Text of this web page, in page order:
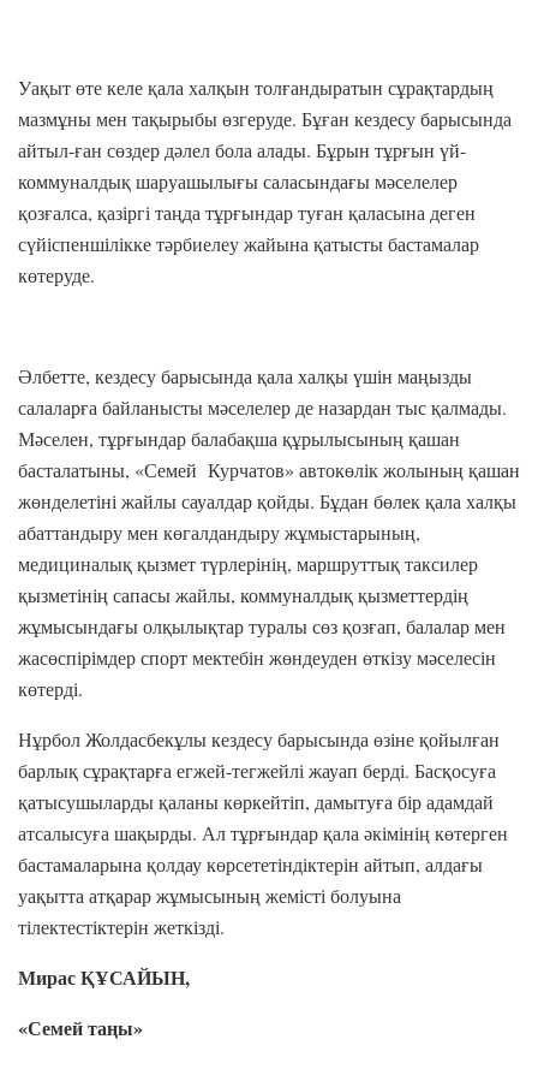
Уақыт өте келе қала халқын толғандыратын сұрақтардың
мазмұны мен тақырыбы өзгеруде. Бұған кездесу барысында
айтыл-ған сөздер дәлел бола алады. Бұрын тұрғын үй-
коммуналдық шаруашылығы саласындағы мәселелер
қозғалса, қазіргі таңда тұрғындар туған қаласына деген
сүйіспеншілікке тәрбиелеу жайына қатысты бастамалар
көтеруде.
Әлбетте, кездесу барысында қала халқы үшін маңызды
салаларға байланысты мәселелер де назардан тыс қалмады.
Мәселен, тұрғындар балабақша құрылысының қашан
басталатыны, «Семей Курчатов» автокөлік жолының қашан
жөнделетіні жайлы сауалдар қойды. Бұдан бөлек қала халқы
абаттандыру мен көгалдандыру жұмыстарының,
медициналық қызмет түрлерінің, маршруттық таксилер
қызметінің сапасы жайлы, коммуналдық қызметтердің
жұмысындағы олқылықтар туралы сөз қозғап, балалар мен
жасөспірімдер спорт мектебін жөндеуден өткізу мәселесін
көтерді.
Нұрбол Жолдасбекұлы кездесу барысында өзіне қойылған
барлық сұрақтарға егжей-тегжейлі жауап берді. Басқосуға
қатысушыларды қаланы көркейтіп, дамытуға бір адамдай
атсалысуға шақырды. Ал тұрғындар қала әкімінің көтерген
бастамаларына қолдау көрсететіндіктерін айтып, алдағы
уақытта атқарар жұмысының жемісті болуына
тілектестіктерін жеткізді.
Мирас ҚҰСАЙЫН,
«Семей таңы»